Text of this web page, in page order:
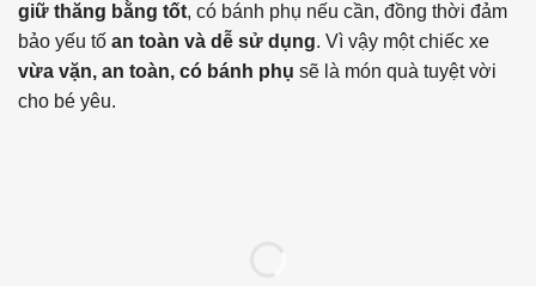
giữ thăng bằng tốt, có bánh phụ nếu cần, đồng thời đảm
bảo yếu tố an toàn và dễ sử dụng. Vì vậy một chiếc xe
vừa vặn, an toàn, có bánh phụ sẽ là món quà tuyệt vời
cho bé yêu.